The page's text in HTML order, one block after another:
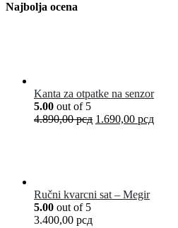
Najbolja ocena
Kanta za otpatke na senzor
5.00 out of 5
4.890,00рсд 1.690,00 рсд
Ručni kvarcni sat – Megir
5.00 out of 5
3.400,00 рсд